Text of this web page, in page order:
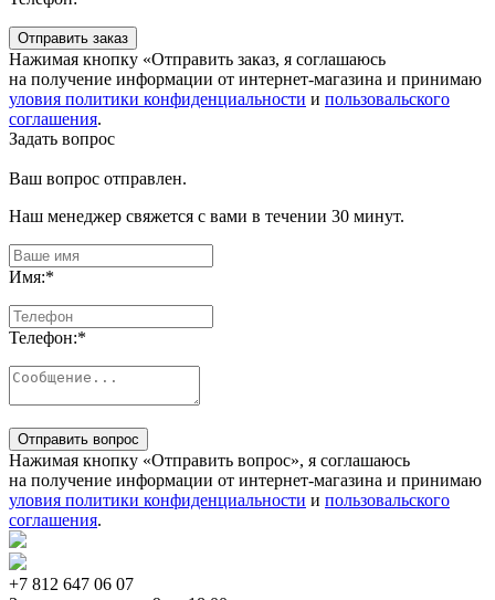
Отправить заказ
Нажимая кнопку «Отправить заказ, я соглашаюсь
на получение информации от интернет-магазина и принимаю
уловия политики конфиденциальности и пользовальского
соглашения.
Задать вопрос
Ваш вопрос отправлен.
Наш менеджер свяжется с вами в течении 30 минут.
Имя:*
Телефон:*
Отправить вопрос
Нажимая кнопку «Отправить вопрос», я соглашаюсь
на получение информации от интернет-магазина и принимаю
уловия политики конфиденциальности и пользовальского
соглашения.
+7 812 647 06 07